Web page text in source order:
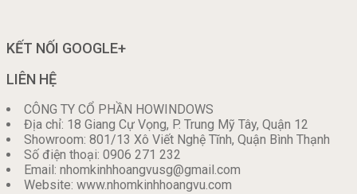
KẾT NỐI GOOGLE+
LIÊN HỆ
CÔNG TY CỔ PHẦN HOWINDOWS
Địa chỉ: 18 Giang Cự Vọng, P. Trung Mỹ Tây, Quận 12
Showroom: 801/13 Xô Viết Nghệ Tĩnh, Quận Bình Thạnh
Số điện thoại: 0906 271 232
Email: nhomkinhhoangvusg@gmail.com
Website: www.nhomkinhhoangvu.com